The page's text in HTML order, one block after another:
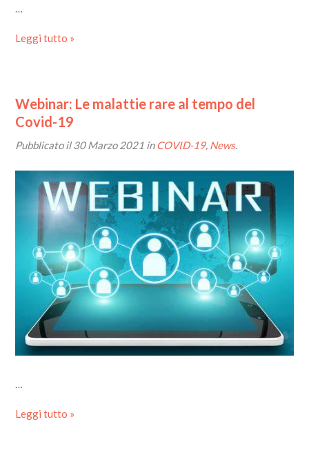
Leggi tutto »
Webinar: Le malattie rare al tempo del
Covid-19
Pubblicato il30 Marzo 2021 inCOVID-19, News.
…
Leggi tutto »